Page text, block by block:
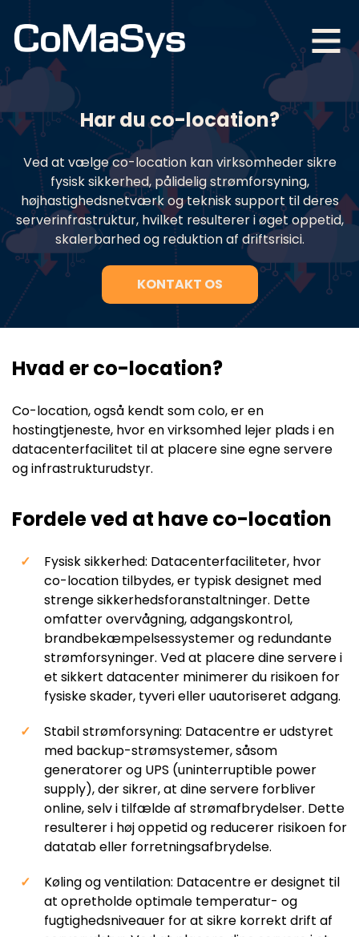
Har du co-location?
Ved at vælge co-location kan virksomheder sikre
fysisk sikkerhed, pålidelig strømforsyning,
højhastighedsnetværk og teknisk support til deres
serverinfrastruktur, hvilket resulterer i øget oppetid,
skalerbarhed og reduktion af driftsrisici.
KONTAKT OS
Hvad er co-location?
Co-location, også kendt som colo, er en
hostingtjeneste, hvor en virksomhed lejer plads i en
datacenterfacilitet til at placere sine egne servere
og infrastrukturudstyr.
Fordele ved at have co-location
Fysisk sikkerhed: Datacenterfaciliteter, hvor
co-location tilbydes, er typisk designet med
strenge sikkerhedsforanstaltninger. Dette
omfatter overvågning, adgangskontrol,
brandbekæmpelsessystemer og redundante
strømforsyninger. Ved at placere dine servere i
et sikkert datacenter minimerer du risikoen for
fysiske skader, tyveri eller uautoriseret adgang.
Stabil strømforsyning: Datacentre er udstyret
med backup-strømsystemer, såsom
generatorer og UPS (uninterruptible power
supply), der sikrer, at dine servere forbliver
online, selv i tilfælde af strømafbrydelser. Dette
resulterer i høj oppetid og reducerer risikoen for
datatab eller forretningsafbrydelse.
Køling og ventilation: Datacentre er designet til
at opretholde optimale temperatur- og
fugtighedsniveauer for at sikre korrekt drift af